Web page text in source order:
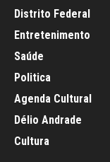
Distrito Federal
Entretenimento
Saúde
Politica
Agenda Cultural
Délio Andrade
Cultura